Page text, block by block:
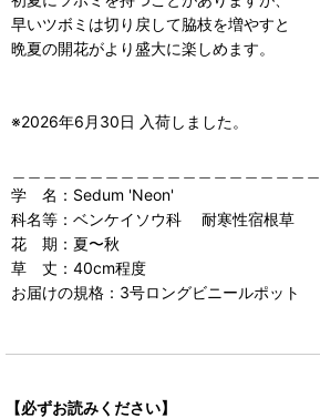
早いツボミは切り戻して脇枝を増やすと
晩夏の開花がより盛大に楽しめます。
※2026年6月30日 入荷しました。
学 名：Sedum 'Neon'
科名等：ベンケイソウ科 耐寒性宿根草
花 期：夏〜秋
草 丈：40cm程度
お届けの規格：3号ロングビニールポット
【必ずお読みください】